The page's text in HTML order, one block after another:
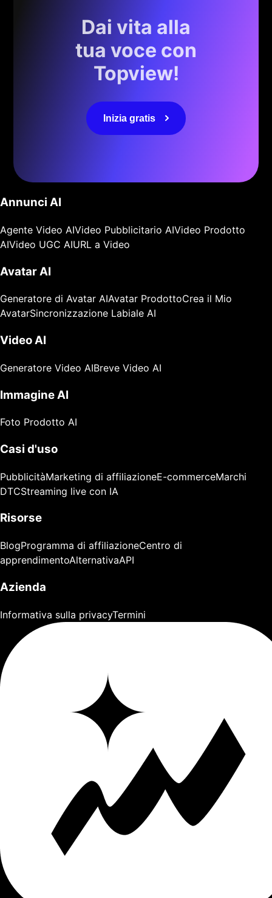
Dai vita alla
tua voce con
Topview!
Inizia gratis
Annunci AI
Agente Video AIVideo Pubblicitario AIVideo Prodotto
AIVideo UGC AIURL a Video
Avatar AI
Generatore di Avatar AIAvatar ProdottoCrea il Mio
AvatarSincronizzazione Labiale AI
Video AI
Generatore Video AIBreve Video AI
Immagine AI
Foto Prodotto AI
Casi d'uso
PubblicitàMarketing di affiliazioneE-commerceMarchi
DTCStreaming live con IA
Risorse
BlogProgramma di affiliazioneCentro di
apprendimentoAlternativaAPI
Azienda
Informativa sulla privacyTermini